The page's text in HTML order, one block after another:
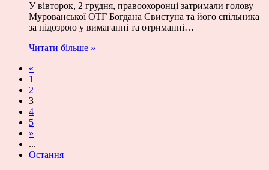
У вівторок, 2 грудня, правоохоронці затримали голову
Мурованської ОТГ Богдана Свистуна та його спільника
за підозрою у вимаганні та отриманні…
Читати більше »
«
1
2
3
4
5
»
...
Остання